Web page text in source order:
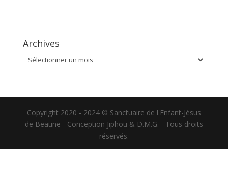
Archives
Archives
Copyright 2020 - 2024 © Sanctuaire de l'Enfant-Jésus
de Beaune - Conception Jiphou & D.M.G. - Tous droits
réservés.